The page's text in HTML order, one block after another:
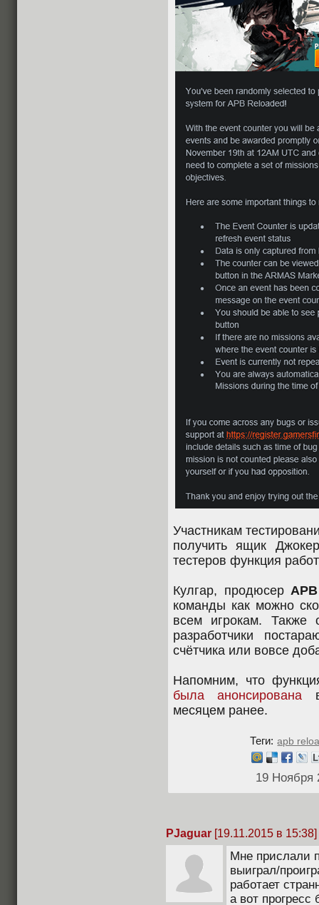
Участникам
получить ящик
тестеров функция
Кулгар, продюсер
команды как можно
всем игрокам. Также
разработчики
счётчика или вовсе
Напомним, что
была анонсирована
месяцем ранее.
Теги: apb
19 Ноября
PJaguar [19.11.2015 в 15:38]
Мне прислали
выиграл/
работает
а вот прогресс